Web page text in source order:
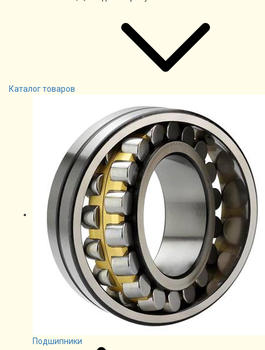
Каталог товаров
Подшипники